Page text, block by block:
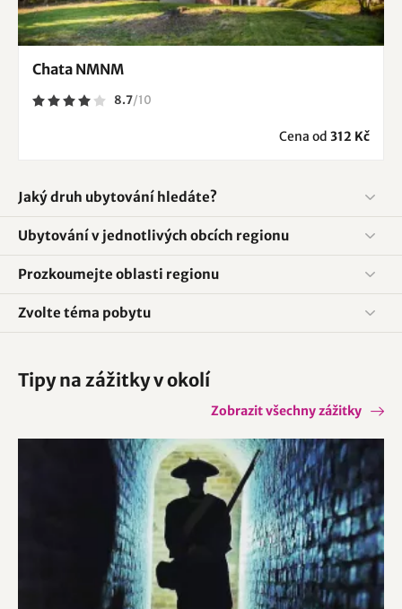
Chata NMNM
8.7/10
Cena od 312 Kč
Jaký druh ubytování hledáte?
Ubytování v jednotlivých obcích regionu
Prozkoumejte oblasti regionu
Zvolte téma pobytu
Tipy na zážitky v okolí
Zobrazit všechny zážitky